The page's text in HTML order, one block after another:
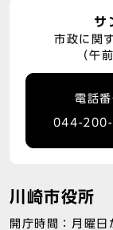
サ
市政に関
（午
電話
044-
川崎市役所
開庁時間：月曜